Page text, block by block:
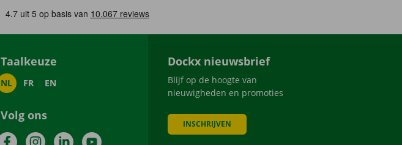
Taalkeuze
NL FR EN
Volg ons
FacebookInstagramLinkedInYouTube
Dockx nieuwsbrief
Blijf op de hoogte van
nieuwigheden en promoties
INSCHRIJVEN